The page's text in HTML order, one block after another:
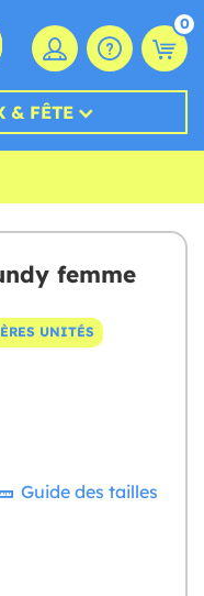
0
& FÊTE
femme
UNITÉS
Guide des tailles